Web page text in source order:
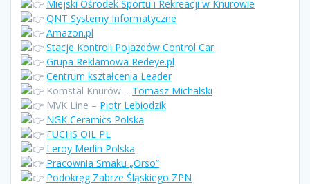
Miejski Ośrodek Sportu i Rekreacji w Knurowie
QNT Systemy Informatyczne
Amazon.pl
Stacje Kontroli Pojazdów Control Car
Grupa Reklamowa Redeye.pl
Centrum kształcenia Leader
Komstal Knurów – Tomasz Michalski
MVK Line – Piotr Lebiodzik
NGK Ceramics Polska
FUCHS OIL PL
Leroy Merlin Polska
Pracownia Smaku „Orso”
Podokręg Zabrze Śląskiego ZPN